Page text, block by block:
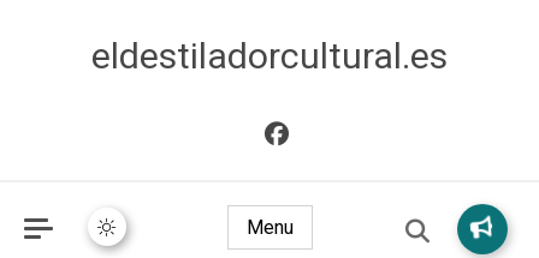
eldestiladorcultural.es
Menu